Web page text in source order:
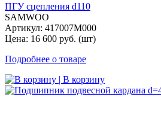
ПГУ сцепления d110
SAMWOO
Артикул: 417007M000
Цена: 16 600 руб. (шт)
Подробнее о товаре
| В корзину